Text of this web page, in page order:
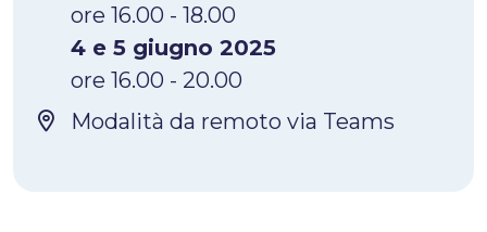
ore 16.00 - 18.00
4 e 5 giugno 2025
ore 16.00 - 20.00
Modalità da remoto via Teams